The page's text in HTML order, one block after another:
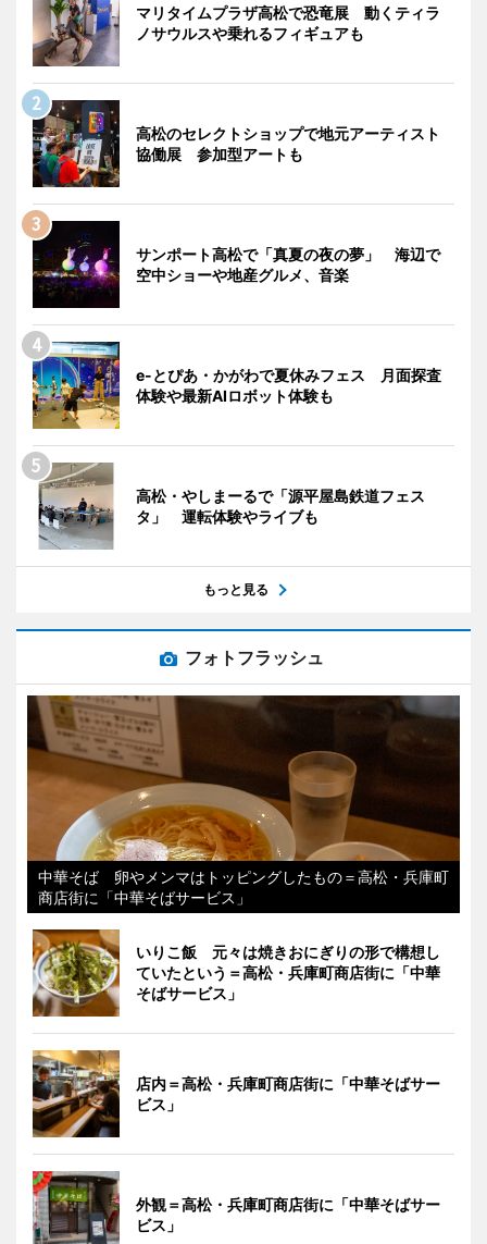
マリタイムプラザ高松で恐竜展 動くティラ
ノサウルスや乗れるフィギュアも
高松のセレクトショップで地元アーティスト
協働展 参加型アートも
サンポート高松で「真夏の夜の夢」 海辺で
空中ショーや地産グルメ、音楽
e-とぴあ・かがわで夏休みフェス 月面探査
体験や最新AIロボット体験も
高松・やしまーるで「源平屋島鉄道フェス
タ」 運転体験やライブも
もっと見る
フォトフラッシュ
中華そば 卵やメンマはトッピングしたもの＝高松・兵庫町
商店街に「中華そばサービス」
いりこ飯 元々は焼きおにぎりの形で構想し
ていたという＝高松・兵庫町商店街に「中華
そばサービス」
店内＝高松・兵庫町商店街に「中華そばサー
ビス」
外観＝高松・兵庫町商店街に「中華そばサー
ビス」